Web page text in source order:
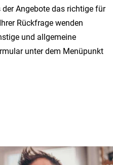
Angebote das richtige für
Rückfrage wenden
und allgemeine
unter dem Menüpunkt